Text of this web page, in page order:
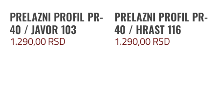
PRELAZNI PROFIL PR-
40 / JAVOR 103
1.290,00RSD
PRELAZNI PROFIL PR-
40 / HRAST 116
1.290,00RSD